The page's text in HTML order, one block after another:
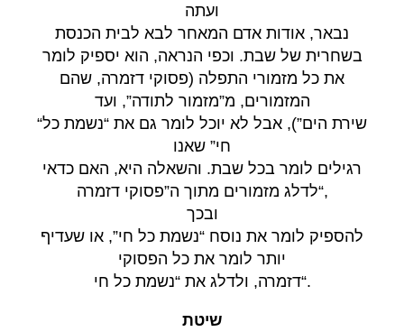
ועתה
נבאר, אודות אדם המאחר לבא לבית הכנסת
בשחרית של שבת. וכפי הנראה, הוא יספיק לומר
את כל מזמורי התפלה (פסוקי דזמרה, שהם
המזמורים, מ”מזמור לתודה”, ועד
“שירת הים”), אבל לא יוכל לומר גם את “נשמת כל
חי” שאנו
רגילים לומר בכל שבת. והשאלה היא, האם כדאי
לדלג מזמורים מתוך ה”פסוקי דזמרה“,
ובכך
להספיק לומר את נוסח “נשמת כל חי”, או שעדיף
יותר לומר את כל הפסוקי
דזמרה, ולדלג את “נשמת כל חי“.
שיטת